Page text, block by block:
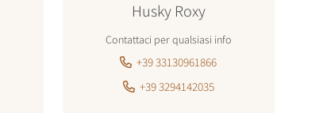
Husky Roxy
Contattaci per qualsiasi info
+39 33130961866
+39 3294142035